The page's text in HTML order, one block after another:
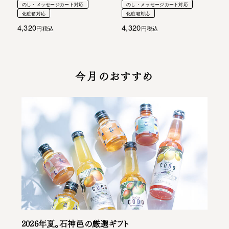
のし・メッセージカート対応
化粧箱対応
4,320 税込
のし・メッセージカート対応
化粧箱対応
4,320 税込
今月のおすすめ
2026年夏。石神邑の厳選ギフト